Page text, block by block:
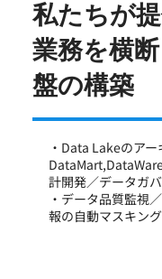
私たちが
業務を横
盤の構築
・Data Lakeのア
計開発／データガ
・データ品質監視
報の自動マスキング